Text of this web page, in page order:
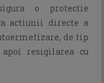
o protectie
actiunii directe a
de tip
resigilarea cu